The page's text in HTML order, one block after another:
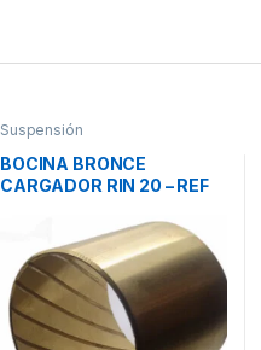
Suspensión
BOCINA BRONCE
CARGADOR RIN 20 – REF